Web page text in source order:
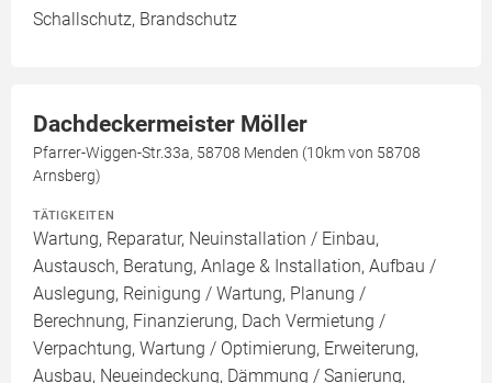
Schallschutz, Brandschutz
Dachdeckermeister Möller
Pfarrer-Wiggen-Str.33a, 58708 Menden (10km von 58708
Arnsberg)
TÄTIGKEITEN
Wartung, Reparatur, Neuinstallation / Einbau,
Austausch, Beratung, Anlage & Installation, Aufbau /
Auslegung, Reinigung / Wartung, Planung /
Berechnung, Finanzierung, Dach Vermietung /
Verpachtung, Wartung / Optimierung, Erweiterung,
Ausbau, Neueindeckung, Dämmung / Sanierung,